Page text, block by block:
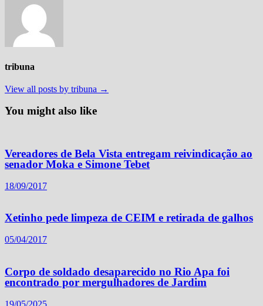
tribuna
View all posts by tribuna →
You might also like
Vereadores de Bela Vista entregam reivindicação ao
senador Moka e Simone Tebet
18/09/2017
Xetinho pede limpeza de CEIM e retirada de galhos
05/04/2017
Corpo de soldado desaparecido no Rio Apa foi
encontrado por mergulhadores de Jardim
19/05/2025